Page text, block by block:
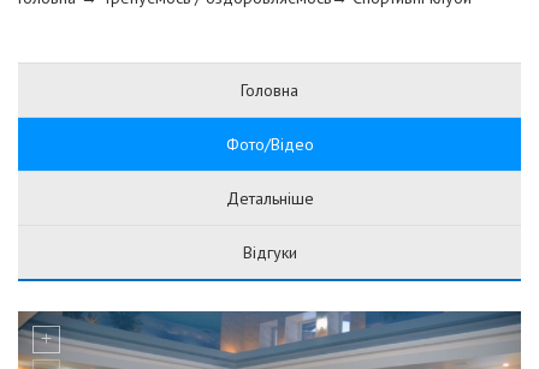
Головна
Фото/Відео
Детальніше
Відгуки